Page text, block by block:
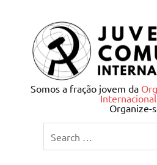
Juventude
Somos a fração jovem da
Organize-